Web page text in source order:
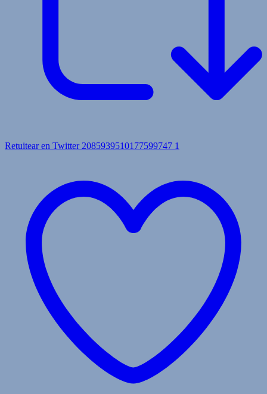
Retuitear en Twitter 2085939510177599747 1